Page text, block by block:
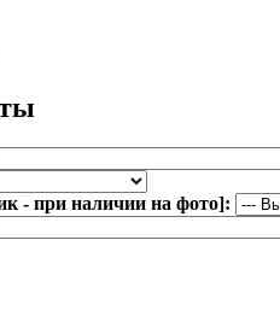
- при наличии на фото]: